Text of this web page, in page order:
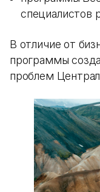
специалистов
В отличие от
программы
проблем